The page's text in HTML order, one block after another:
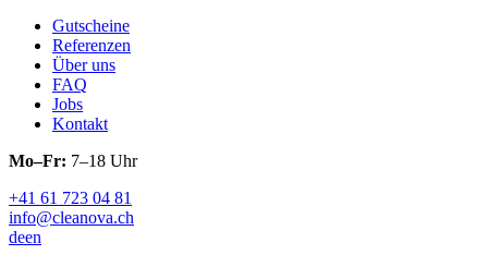
Gutscheine
Referenzen
Über uns
FAQ
Jobs
Kontakt
Mo–Fr: 7–18 Uhr
+41 61 723 04 81
info@cleanova.ch
deen